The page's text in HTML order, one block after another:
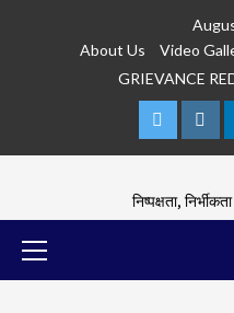
About Us
Video
GRIEVANCE
Twitter
निष्पक्षता,
Primary